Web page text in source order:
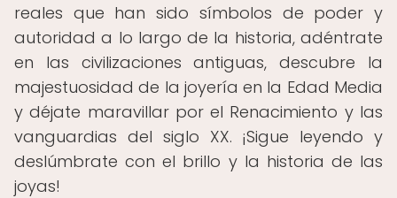
reales que han sido símbolos de poder y
autoridad a lo largo de la historia, adéntrate
en las civilizaciones antiguas, descubre la
majestuosidad de la joyería en la Edad Media
y déjate maravillar por el Renacimiento y las
vanguardias del siglo XX. ¡Sigue leyendo y
deslúmbrate con el brillo y la historia de las
joyas!